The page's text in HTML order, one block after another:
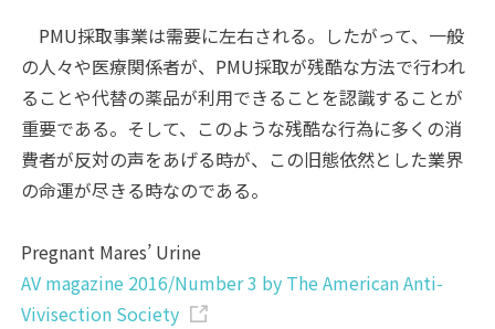
PMU採取事業は需要に左右される。したがって、一般
の人々や医療関係者が、PMU採取が残酷な方法で行われ
ることや代替の薬品が利用できることを認識することが
重要である。そして、このような残酷な行為に多くの消
費者が反対の声をあげる時が、この旧態依然とした業界
の命運が尽きる時なのである。
Pregnant Mares’ Urine
AV magazine 2016/Number 3 by The American Anti-
Vivisection Society